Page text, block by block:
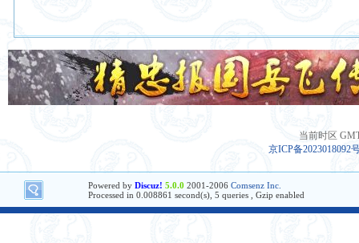
当前时区
京ICP备2023018092
Powered by Discuz! 5.0.0 2001-2006 Comsenz Inc.
Processed in 0.008861 second(s), 5 queries , Gzip enabled